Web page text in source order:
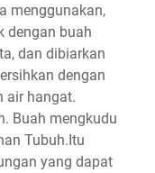
menggunakan,
dengan buah
dan dibiarkan
dengan
air hangat.
Buah mengkudu
Tubuh.Itu
yang dapat